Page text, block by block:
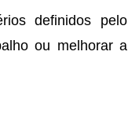
definidos pelo
ou melhorar a